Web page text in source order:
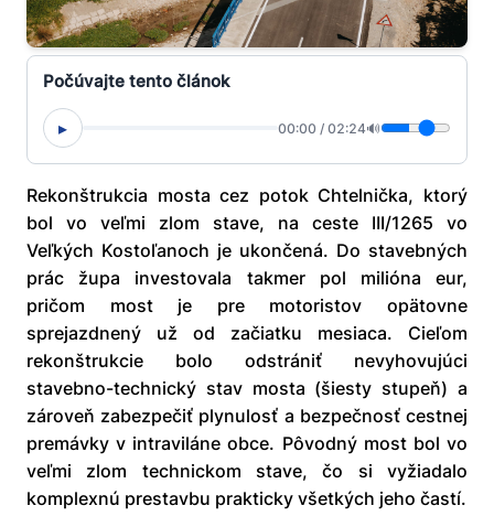
Počúvajte tento článok
▸ 00:00 / 02:24🔊
Rekonštrukcia mosta cez potok Chtelnička, ktorý
bol vo veľmi zlom stave, na ceste III/1265 vo
Veľkých Kostoľanoch je ukončená. Do stavebných
prác župa investovala takmer pol milióna eur,
pričom most je pre motoristov opätovne
sprejazdnený už od začiatku mesiaca. Cieľom
rekonštrukcie bolo odstrániť nevyhovujúci
stavebno-technický stav mosta (šiesty stupeň) a
zároveň zabezpečiť plynulosť a bezpečnosť cestnej
premávky v intraviláne obce. Pôvodný most bol vo
veľmi zlom technickom stave, čo si vyžiadalo
komplexnú prestavbu prakticky všetkých jeho častí.